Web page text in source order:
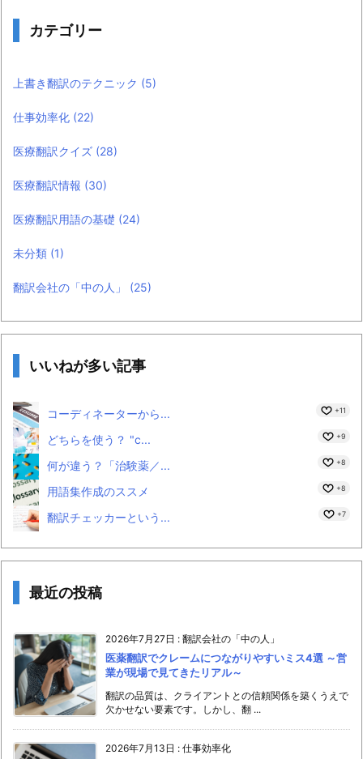
カテゴリー
上書き翻訳のテクニック (5)
仕事効率化 (22)
医療翻訳クイズ (28)
医療翻訳情報 (30)
医療翻訳用語の基礎 (24)
未分類 (1)
翻訳会社の「中の人」 (25)
いいねが多い記事
コーディネーターから... +11
どちらを使う？ "c... +9
何が違う？「治験薬／... +8
用語集作成のススメ +8
翻訳チェッカーという... +7
最近の投稿
2026年7月27日 : 翻訳会社の「中の人」
医薬翻訳でクレームにつながりやすいミス4選 ～営
業が現場で見てきたリアル～
翻訳の品質は、クライアントとの信頼関係を築くうえで
欠かせない要素です。しかし、翻 ...
2026年7月13日 : 仕事効率化